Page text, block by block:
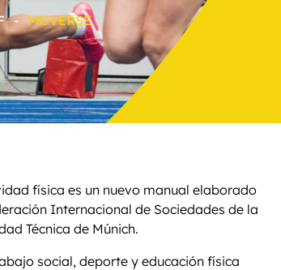
- MOVERSE
física es un nuevo manual elaborado
Internacional de Sociedades de la
Técnica de Múnich.
social, deporte y educación física